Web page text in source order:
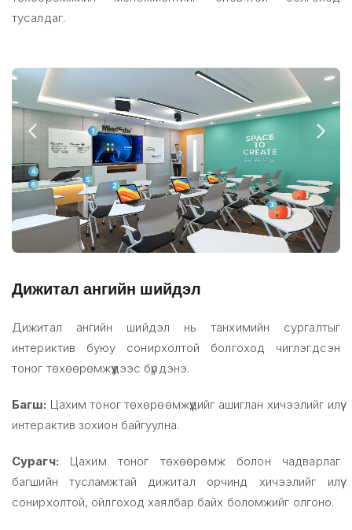
тусалдаг.
Дижитал ангийн шийдэл
Дижитал ангийн шийдэл нь танхимийн сургалтыг
интериктив буюу сонирхолтой болгоход чиглэгдсэн
тоног төхөөрөмжүүдээс бүрдэнэ.
Багш: Цахим тоног төхөрөөмжүүдийг ашиглан хичээлийг илүү
интерактив зохион байгуулна.
Сурагч: Цахим тоног төхөөрөмж болон чадварлаг
багшийн тусламжтай дижитал орчинд хичээлийг илүү
сонирхолтой, ойлгоход хаялбар байх боломжийг олгоно.